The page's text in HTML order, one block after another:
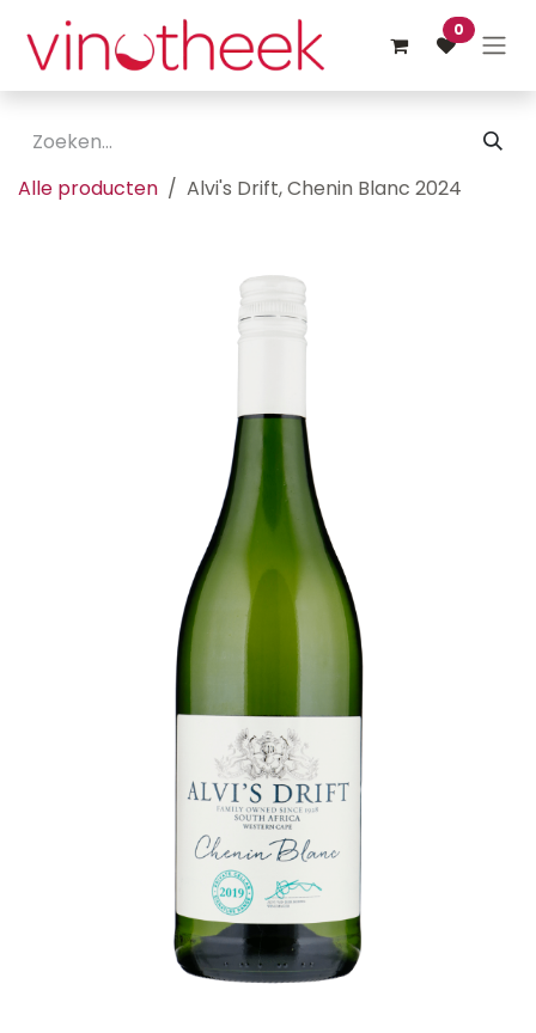
Overslaan naar inhoud
0
Alle producten Alvi's Drift, Chenin Blanc 2024